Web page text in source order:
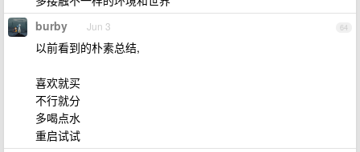
64
burby Jun 3
以前看到的朴素总结,
喜欢就买
不行就分
多喝点水
重启试试